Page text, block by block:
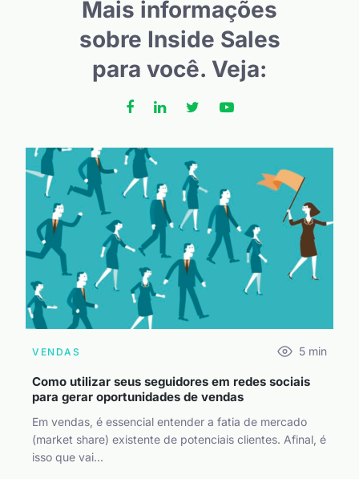
Mais informações
sobre Inside Sales
para você. Veja:
VENDAS 5 min
Como utilizar seus seguidores em redes sociais
para gerar oportunidades de vendas
Em vendas, é essencial entender a fatia de mercado
(market share) existente de potenciais clientes. Afinal, é
isso que vai...